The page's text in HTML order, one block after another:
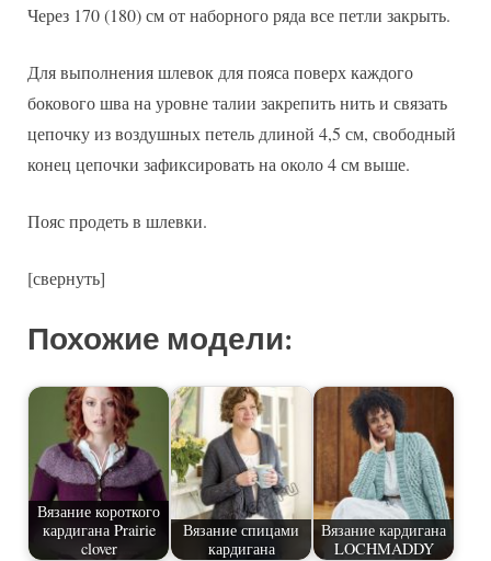
Через 170 (180) см от наборного ряда все петли закрыть.
Для выполнения шлевок для пояса поверх каждого
бокового шва на уровне талии закрепить нить и связать
цепочку из воздушных петель длиной 4,5 см, свободный
конец цепочки зафиксировать на около 4 см выше.
Пояс продеть в шлевки.
[свернуть]
Похожие модели:
Вязание короткого
кардигана Prairie
clover
Вязание спицами
кардигана
Вязание кардигана
LOCHMADDY